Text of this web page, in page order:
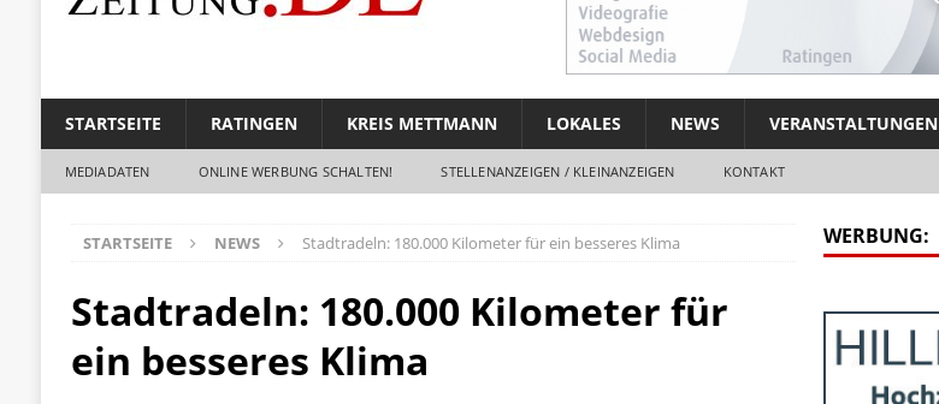
STARTSEITE RATINGEN KREIS METTMANN LOKALES NEWS VERANSTALTUNGEN
MEDIADATEN ONLINE WERBUNG SCHALTEN! STELLENANZEIGEN / KLEINANZEIGEN KONTAKT
STARTSEITE NEWS Stadtradeln: 180.000 Kilometer für ein besseres Klima
Stadtradeln: 180.000 Kilometer für
ein besseres Klima
WERBUNG: